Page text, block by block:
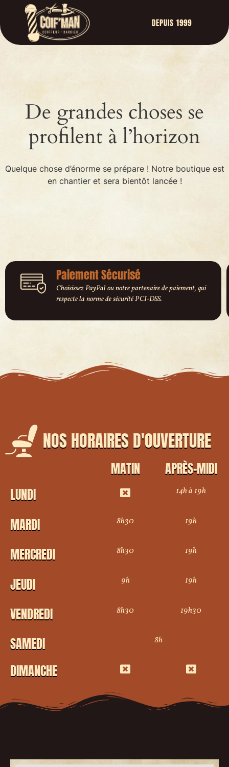
DEPUIS 1999
De grandes choses se
profilent à l’horizon
Quelque chose d’énorme se prépare ! Notre boutique est
en chantier et sera bientôt lancée !
Paiement Sécurisé
Choisissez PayPal ou notre partenaire de paiement, qui
respecte la norme de sécurité PCI-DSS.
NOS HORAIRES D'OUVERTURE
MATIN
APRÈS-MIDI
LUNDI
14h à 19h
MARDI 8h30 19h
MERCREDI 8h30 19h
JEUDI 9h 19h
VENDREDI 8h30 19h30
SAMEDI 8h
DIMANCHE